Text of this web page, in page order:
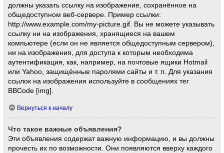
должны указать ссылку на изображение, сохранённое на
общедоступном веб-сервере. Пример ссылки:
http://www.example.com/my-picture.gif. Вы не можете указывать
ссылку ни на изображения, хранящиеся на вашем
компьютере (если он не является общедоступным сервером),
ни на изображения, для доступа к которым необходима
аутентификация, как, например, на почтовые ящики Hotmail
или Yahoo, защищённые паролями сайты и т. п. Для указания
ссылок на изображения используйте в сообщениях тег
BBCode [img].
Вернуться к началу
Что такое важные объявления?
Эти объявления содержат важную информацию, и вы должны
прочесть их по возможности. Они появляются вверху каждого